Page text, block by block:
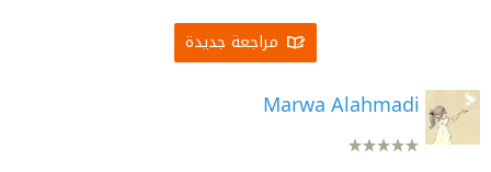
مراجعة جديدة
Marwa Alahmadi